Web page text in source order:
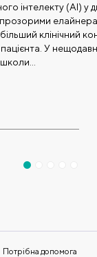
інтелекту (AI) у
прозорими
клінічний
У
Потрібна допомога